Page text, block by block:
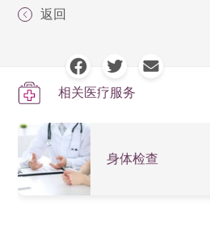
返回
相关医疗服务
身体检查